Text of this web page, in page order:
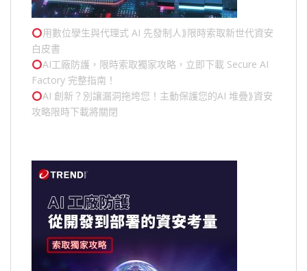
用數位孿生與代理式 AI 先發制人⟫限時索取新世代資安
白皮書
AI工廠防護，限時索取獨家攻略，立即下載 Secure AI
Factory 完整指南！
AI 創新？別讓漏洞拖垮您！主動保護您的AI 堆疊⟫資安
攻略限時下載將關閉